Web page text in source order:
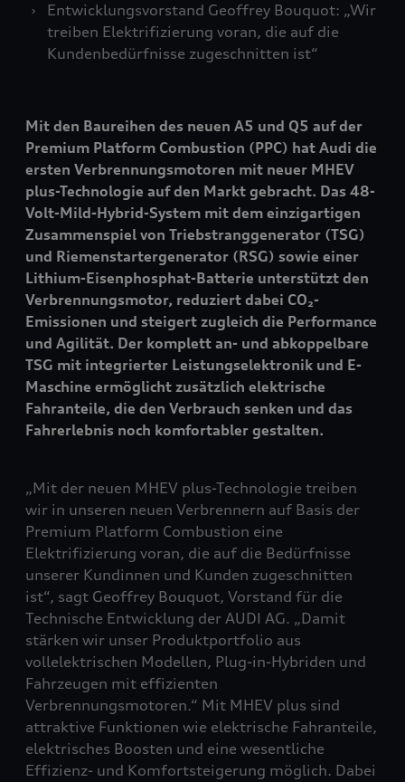
Entwicklungsvorstand Geoffrey Bouquot: „Wir
treiben Elektrifizierung voran, die auf die
Kundenbedürfnisse zugeschnitten ist“
Mit den Baureihen des neuen A5 und Q5 auf der
Premium Platform Combustion (PPC) hat Audi die
ersten Verbrennungsmotoren mit neuer MHEV
plus-Technologie auf den Markt gebracht. Das 48-
Volt-Mild-Hybrid-System mit dem einzigartigen
Zusammenspiel von Triebstranggenerator (TSG)
und Riemenstartergenerator (RSG) sowie einer
Lithium-Eisenphosphat-Batterie unterstützt den
Verbrennungsmotor, reduziert dabei CO₂-
Emissionen und steigert zugleich die Performance
und Agilität. Der komplett an- und abkoppelbare
TSG mit integrierter Leistungselektronik und E-
Maschine ermöglicht zusätzlich elektrische
Fahranteile, die den Verbrauch senken und das
Fahrerlebnis noch komfortabler gestalten.
„Mit der neuen MHEV plus-Technologie treiben
wir in unseren neuen Verbrennern auf Basis der
Premium Platform Combustion eine
Elektrifizierung voran, die auf die Bedürfnisse
unserer Kundinnen und Kunden zugeschnitten
ist“, sagt Geoffrey Bouquot, Vorstand für die
Technische Entwicklung der AUDI AG. „Damit
stärken wir unser Produktportfolio aus
vollelektrischen Modellen, Plug-in-Hybriden und
Fahrzeugen mit effizienten
Verbrennungsmotoren.“ Mit MHEV plus sind
attraktive Funktionen wie elektrische Fahranteile,
elektrisches Boosten und eine wesentliche
Effizienz- und Komfortsteigerung möglich. Dabei